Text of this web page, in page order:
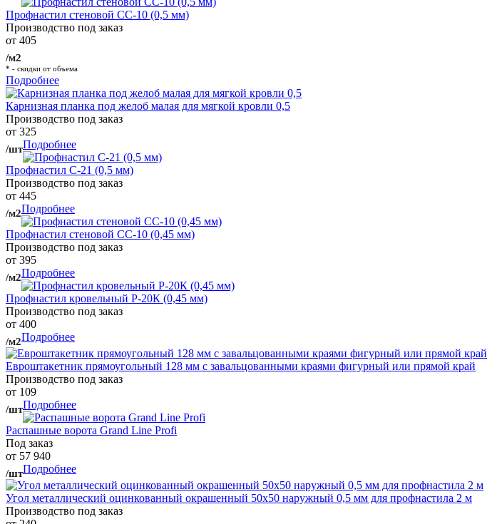
Профнастил стеновой СС-10 (0,5 мм)
Производство под заказ
от 405
/м2
* - скидки от объема
Подробнее
Карнизная планка под желоб малая для мягкой кровли 0,5
Производство под заказ
от 325
/штПодробнее
Профнастил С-21 (0,5 мм)
Производство под заказ
от 445
/м2Подробнее
Профнастил стеновой СС-10 (0,45 мм)
Производство под заказ
от 395
/м2Подробнее
Профнастил кровельный Р-20К (0,45 мм)
Производство под заказ
от 400
/м2Подробнее
Евроштакетник прямоугольный 128 мм с завальцованными краями фигурный или прямой край
Производство под заказ
от 109
/штПодробнее
Распашные ворота Grand Line Profi
Под заказ
от 57 940
/штПодробнее
Угол металлический оцинкованный окрашенный 50х50 наружный 0,5 мм для профнастила 2 м
Производство под заказ